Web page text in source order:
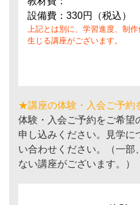
設備費：330円（税込）
上記とは別に、学習進度、制
生じる講座がございます。
★講座の体験・入会ご予約
体験・入会ご予約をご希望
申し込みください。見学に
い合わせください。（一部
ない講座がございます。）